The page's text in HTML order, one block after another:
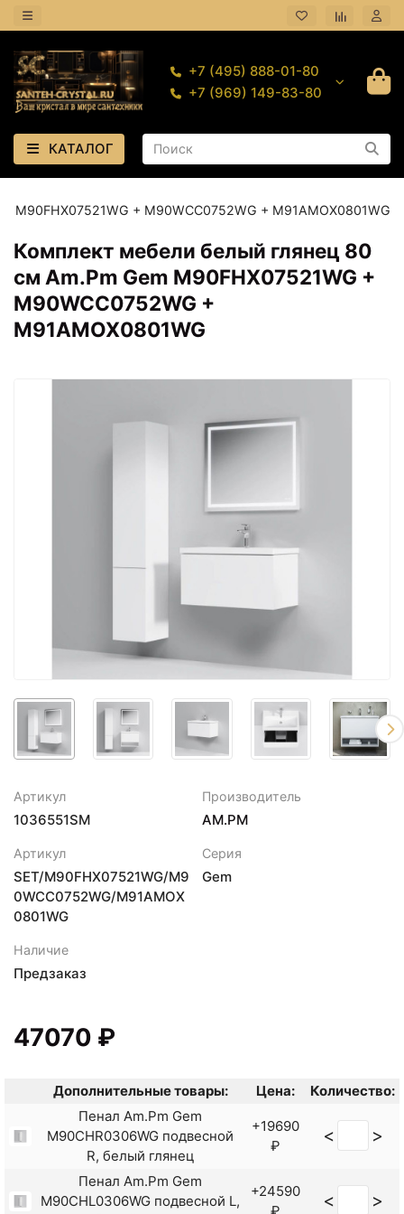
+7 (495) 888-01-80
+7 (969) 149-83-80
КАТАЛОГ
M90FHX07521WG + M90WCC0752WG + M91AMOX0801WG
Комплект мебели белый глянец 80
см Am.Pm Gem M90FHX07521WG +
M90WCC0752WG +
M91AMOX0801WG
Артикул
1036551SM
Производитель
AM.PM
Артикул
SET/M90FHX07521WG/M9
0WCC0752WG/M91AMOX
0801WG
Серия
Gem
Наличие
Предзаказ
47070 ₽
Дополнительные товары: Цена:
Количество:
Пенал Am.Pm Gem
M90CHR0306WG подвесной
R, белый глянец
+19690
₽
< >
Пенал Am.Pm Gem
M90CHL0306WG подвесной L,
+24590
< >